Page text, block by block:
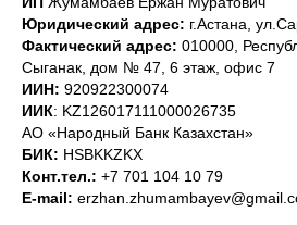
Юридический адреc: г.Астана,
Фактический адрес: 010000,
Сыганак, дом № 47, 6 этаж, офис 7
ИИН: 920922300074
ИИК: KZ126017111000026735
АО «Народный Банк Казахстан»
БИК: HSBKKZKX
Конт.тел.: +7 701 104 10 79
E-mail: